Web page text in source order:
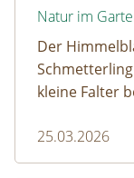
Natur im
Der
kleine Falter
25.03.2026